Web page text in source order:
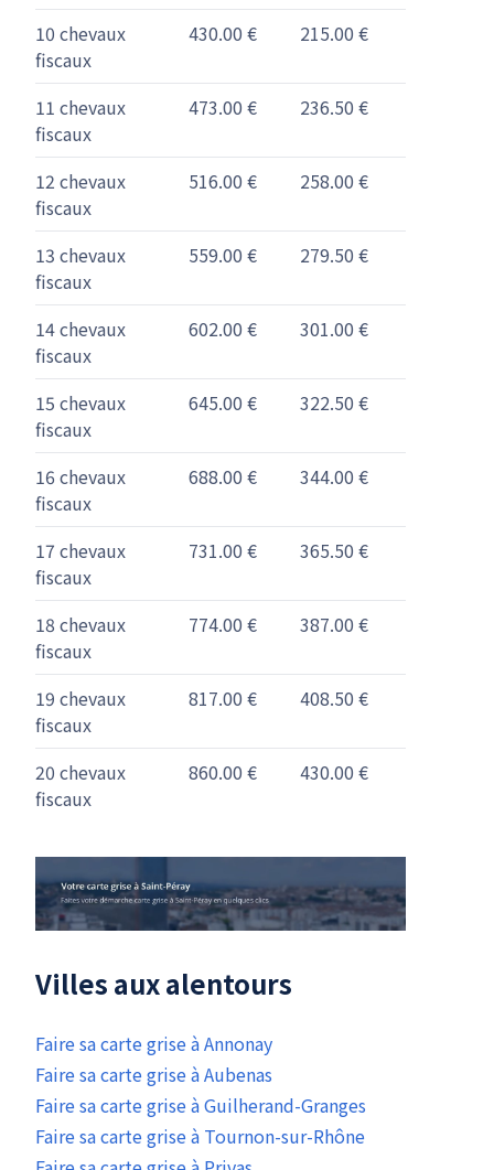
10 chevaux
fiscaux
430.00 € 215.00 €
11 chevaux
fiscaux
473.00 € 236.50 €
12 chevaux
fiscaux
516.00 € 258.00 €
13 chevaux
fiscaux
559.00 € 279.50 €
14 chevaux
fiscaux
602.00 € 301.00 €
15 chevaux
fiscaux
645.00 € 322.50 €
16 chevaux
fiscaux
688.00 € 344.00 €
17 chevaux
fiscaux
731.00 € 365.50 €
18 chevaux
fiscaux
774.00 € 387.00 €
19 chevaux
fiscaux
817.00 € 408.50 €
20 chevaux
fiscaux
860.00 € 430.00 €
Villes aux alentours
Faire sa carte grise à Annonay
Faire sa carte grise à Aubenas
Faire sa carte grise à Guilherand-Granges
Faire sa carte grise à Tournon-sur-Rhône